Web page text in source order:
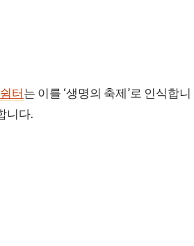
터는 이를 ‘생명의 축제’로 인식합니
니다.